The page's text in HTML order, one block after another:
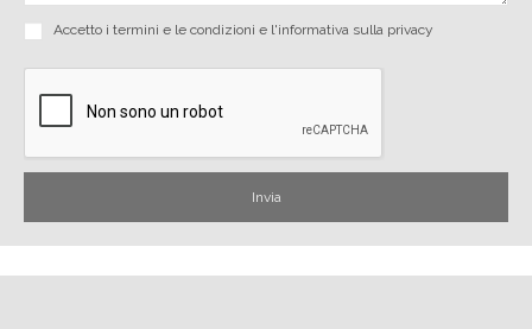
Accetto i termini e le condizioni e l'informativa sulla privacy